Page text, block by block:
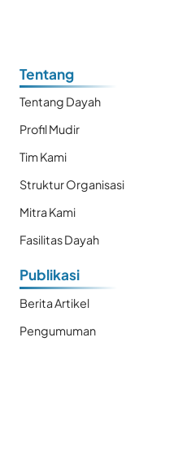
Tentang
Tentang Dayah
Profil Mudir
Tim Kami
Struktur Organisasi
Mitra Kami
Fasilitas Dayah
Publikasi
Berita Artikel
Pengumuman